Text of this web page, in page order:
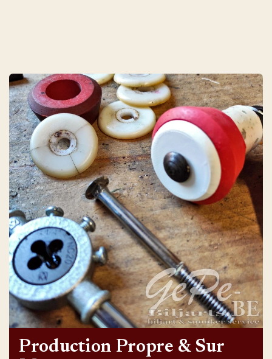
Production Propre & Sur